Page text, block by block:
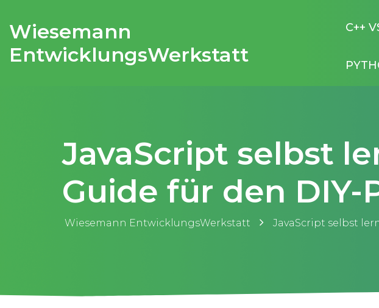
Wiesemann
EntwicklungsWerkstatt
C++
JavaScript selbst
Guide für den
Wiesemann EntwicklungsWerkstatt JavaScript selbst